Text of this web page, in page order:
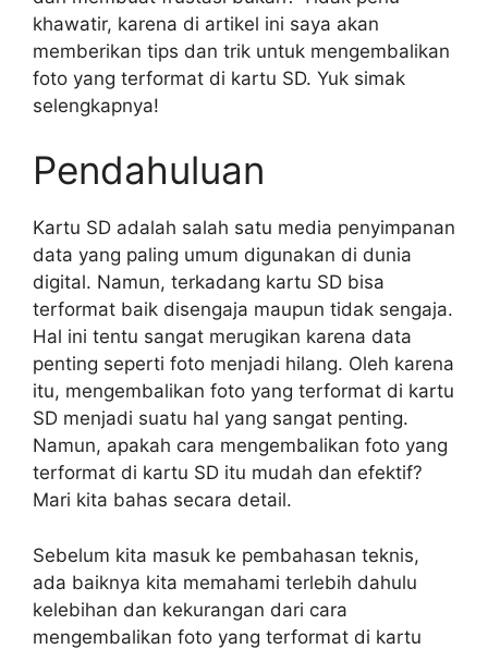
khawatir, karena di artikel ini saya akan
memberikan tips dan trik untuk mengembalikan
foto yang terformat di kartu SD. Yuk simak
selengkapnya!
Pendahuluan
Kartu SD adalah salah satu media penyimpanan
data yang paling umum digunakan di dunia
digital. Namun, terkadang kartu SD bisa
terformat baik disengaja maupun tidak sengaja.
Hal ini tentu sangat merugikan karena data
penting seperti foto menjadi hilang. Oleh karena
itu, mengembalikan foto yang terformat di kartu
SD menjadi suatu hal yang sangat penting.
Namun, apakah cara mengembalikan foto yang
terformat di kartu SD itu mudah dan efektif?
Mari kita bahas secara detail.
Sebelum kita masuk ke pembahasan teknis,
ada baiknya kita memahami terlebih dahulu
kelebihan dan kekurangan dari cara
mengembalikan foto yang terformat di kartu